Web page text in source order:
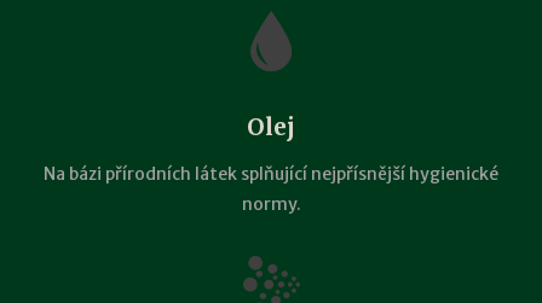
Olej
Na bázi přírodních látek splňující nejpřísnější hygienické
normy.